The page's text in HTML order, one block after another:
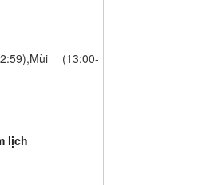
(13:00-
lịch